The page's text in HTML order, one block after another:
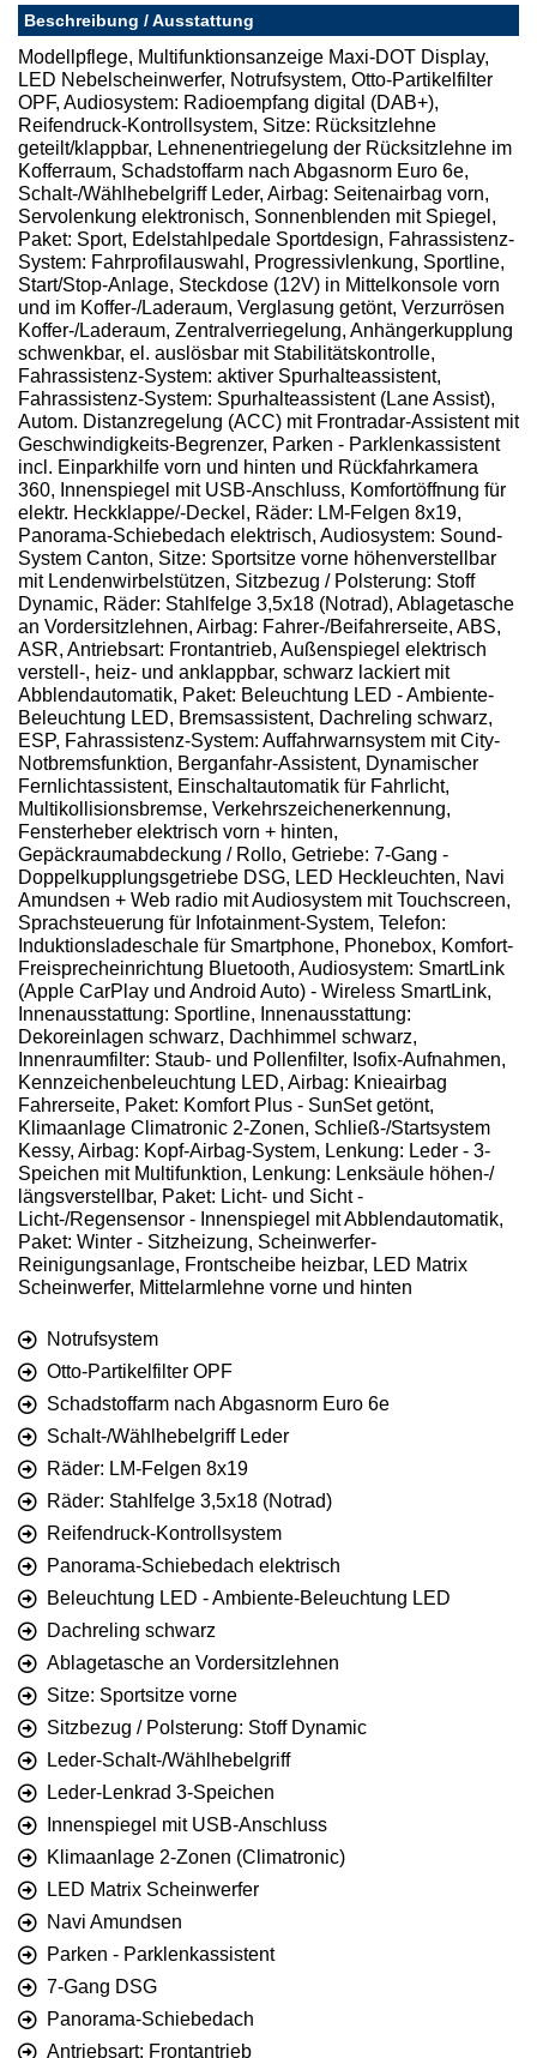
Beschreibung / Ausstattung
Modellpflege, Multifunktionsanzeige Maxi-DOT Display,
LED Nebelscheinwerfer, Notrufsystem, Otto-Partikelfilter
OPF, Audiosystem: Radioempfang digital (DAB+),
Reifendruck-Kontrollsystem, Sitze: Rücksitzlehne
geteilt/klappbar, Lehnenentriegelung der Rücksitzlehne im
Kofferraum, Schadstoffarm nach Abgasnorm Euro 6e,
Schalt-/Wählhebelgriff Leder, Airbag: Seitenairbag vorn,
Servolenkung elektronisch, Sonnenblenden mit Spiegel,
Paket: Sport, Edelstahlpedale Sportdesign, Fahrassistenz-
System: Fahrprofilauswahl, Progressivlenkung, Sportline,
Start/Stop-Anlage, Steckdose (12V) in Mittelkonsole vorn
und im Koffer-/Laderaum, Verglasung getönt, Verzurrösen
Koffer-/Laderaum, Zentralverriegelung, Anhängerkupplung
schwenkbar, el. auslösbar mit Stabilitätskontrolle,
Fahrassistenz-System: aktiver Spurhalteassistent,
Fahrassistenz-System: Spurhalteassistent (Lane Assist),
Autom. Distanzregelung (ACC) mit Frontradar-Assistent mit
Geschwindigkeits-Begrenzer, Parken - Parklenkassistent
incl. Einparkhilfe vorn und hinten und Rückfahrkamera
360, Innenspiegel mit USB-Anschluss, Komfortöffnung für
elektr. Heckklappe/-Deckel, Räder: LM-Felgen 8x19,
Panorama-Schiebedach elektrisch, Audiosystem: Sound-
System Canton, Sitze: Sportsitze vorne höhenverstellbar
mit Lendenwirbelstützen, Sitzbezug / Polsterung: Stoff
Dynamic, Räder: Stahlfelge 3,5x18 (Notrad), Ablagetasche
an Vordersitzlehnen, Airbag: Fahrer-/Beifahrerseite, ABS,
ASR, Antriebsart: Frontantrieb, Außenspiegel elektrisch
verstell-, heiz- und anklappbar, schwarz lackiert mit
Abblendautomatik, Paket: Beleuchtung LED - Ambiente-
Beleuchtung LED, Bremsassistent, Dachreling schwarz,
ESP, Fahrassistenz-System: Auffahrwarnsystem mit City-
Notbremsfunktion, Berganfahr-Assistent, Dynamischer
Fernlichtassistent, Einschaltautomatik für Fahrlicht,
Multikollisionsbremse, Verkehrszeichenerkennung,
Fensterheber elektrisch vorn + hinten,
Gepäckraumabdeckung / Rollo, Getriebe: 7-Gang -
Doppelkupplungsgetriebe DSG, LED Heckleuchten, Navi
Amundsen + Web radio mit Audiosystem mit Touchscreen,
Sprachsteuerung für Infotainment-System, Telefon:
Induktionsladeschale für Smartphone, Phonebox, Komfort-
Freisprecheinrichtung Bluetooth, Audiosystem: SmartLink
(Apple CarPlay und Android Auto) - Wireless SmartLink,
Innenausstattung: Sportline, Innenausstattung:
Dekoreinlagen schwarz, Dachhimmel schwarz,
Innenraumfilter: Staub- und Pollenfilter, Isofix-Aufnahmen,
Kennzeichenbeleuchtung LED, Airbag: Knieairbag
Fahrerseite, Paket: Komfort Plus - SunSet getönt,
Klimaanlage Climatronic 2-Zonen, Schließ-/Startsystem
Kessy, Airbag: Kopf-Airbag-System, Lenkung: Leder - 3-
Speichen mit Multifunktion, Lenkung: Lenksäule höhen-/
längsverstellbar, Paket: Licht- und Sicht -
Licht-/Regensensor - Innenspiegel mit Abblendautomatik,
Paket: Winter - Sitzheizung, Scheinwerfer-
Reinigungsanlage, Frontscheibe heizbar, LED Matrix
Scheinwerfer, Mittelarmlehne vorne und hinten
Notrufsystem
Otto-Partikelfilter OPF
Schadstoffarm nach Abgasnorm Euro 6e
Schalt-/Wählhebelgriff Leder
Räder: LM-Felgen 8x19
Räder: Stahlfelge 3,5x18 (Notrad)
Reifendruck-Kontrollsystem
Panorama-Schiebedach elektrisch
Beleuchtung LED - Ambiente-Beleuchtung LED
Dachreling schwarz
Ablagetasche an Vordersitzlehnen
Sitze: Sportsitze vorne
Sitzbezug / Polsterung: Stoff Dynamic
Leder-Schalt-/Wählhebelgriff
Leder-Lenkrad 3-Speichen
Innenspiegel mit USB-Anschluss
Klimaanlage 2-Zonen (Climatronic)
LED Matrix Scheinwerfer
Navi Amundsen
Parken - Parklenkassistent
7-Gang DSG
Panorama-Schiebedach
Antriebsart: Frontantrieb